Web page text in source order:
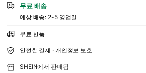
무료 배송
예상 배송: 2-5 영업일
무료 반품
안전한 결제 · 개인정보 보호
SHEIN에서 판매됨